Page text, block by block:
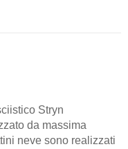
Stryn
da massima
neve sono realizzati